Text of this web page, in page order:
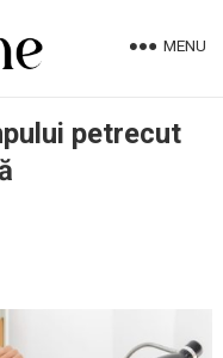
MENU
petrecut